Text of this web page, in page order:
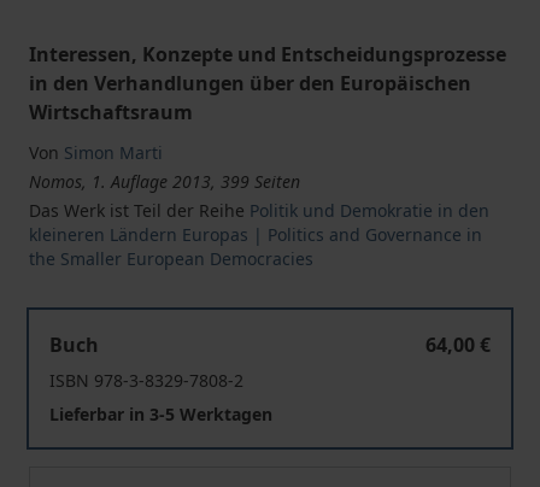
Interessen, Konzepte und Entscheidungsprozesse
in den Verhandlungen über den Europäischen
Wirtschaftsraum
Von Simon Marti
Nomos, 1. Auflage 2013, 399 Seiten
Das Werk ist Teil der Reihe Politik und Demokratie in den
kleineren Ländern Europas | Politics and Governance in
the Smaller European Democracies
Buch
64,00 €
ISBN 978-3-8329-7808-2
Lieferbar in 3-5 Werktagen